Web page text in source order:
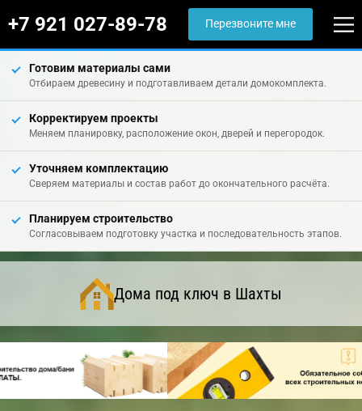
+7 921 027-89-78 Перезвоните мне
Готовим материалы сами
Отбираем древесину и подготавливаем детали домокомплекта.
Корректируем проекты
Меняем планировку, расположение окон, дверей и перегородок.
Уточняем комплектацию
Сверяем материалы и состав работ до окончательного расчёта.
Планируем строительство
Согласовываем подготовку участка и последовательность этапов.
Дома под ключ в Шахты